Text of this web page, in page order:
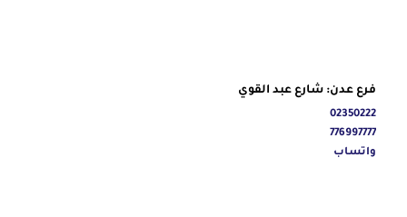
فرع عدن: شارع عبد القوي
02350222
776997777
واتساب